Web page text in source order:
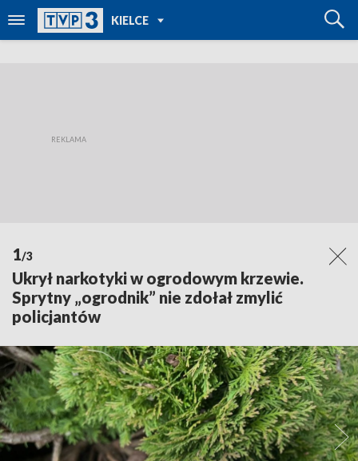
KIELCE
TVP REGIONY
1/3
Ukrył narkotyki w ogrodowym krzewie.
Sprytny „ogrodnik” nie zdołał zmylić
policjantów